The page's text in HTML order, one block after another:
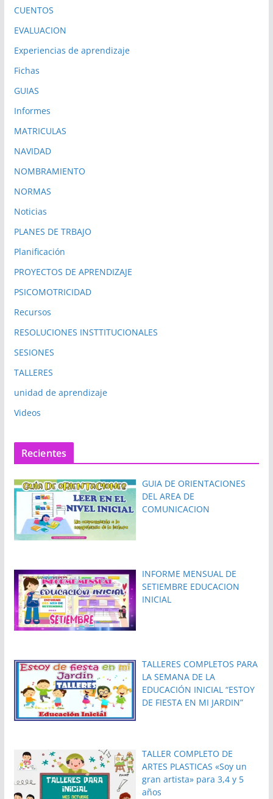
CUENTOS
EVALUACION
Experiencias de aprendizaje
Fichas
GUIAS
Informes
MATRICULAS
NAVIDAD
NOMBRAMIENTO
NORMAS
Noticias
PLANES DE TRBAJO
Planificación
PROYECTOS DE APRENDIZAJE
PSICOMOTRICIDAD
Recursos
RESOLUCIONES INSTTITUCIONALES
SESIONES
TALLERES
unidad de aprendizaje
Videos
Recientes
GUIA DE ORIENTACIONES
DEL AREA DE
COMUNICACION
INFORME MENSUAL DE
SETIEMBRE EDUCACION
INICIAL
TALLERES COMPLETOS PARA
LA SEMANA DE LA
EDUCACIÓN INICIAL “ESTOY
DE FIESTA EN MI JARDIN”
TALLER COMPLETO DE
ARTES PLASTICAS «Soy un
gran artista» para 3,4 y 5
años